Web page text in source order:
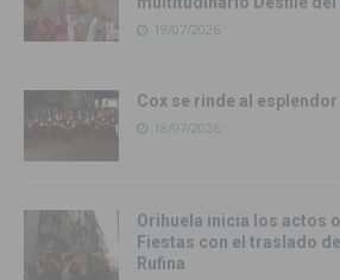
19/07/2026
Cox se rinde al
18/07/2026
Orihuela inicia los actos
Fiestas con el traslado
Rufina